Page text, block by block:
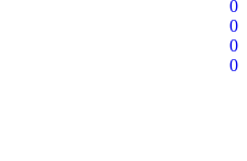
0
0
0
0